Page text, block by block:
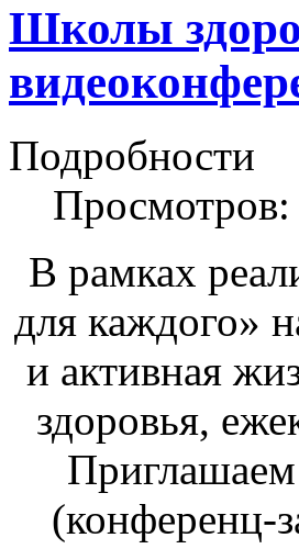
Школы
Подробности
Просмотров:
В рамках
для каждого»
и активная
здоровья,
Приглашаем
(конференц-